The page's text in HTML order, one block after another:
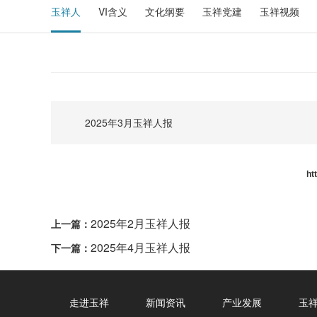
玉祥人 VI含义 文化纲要 玉祥党建 玉祥视频
2025年3月玉祥人报
上一篇： 2025年2月玉祥人报
下一篇： 2025年4月玉祥人报
走进玉祥 新闻资讯 产业发展 玉